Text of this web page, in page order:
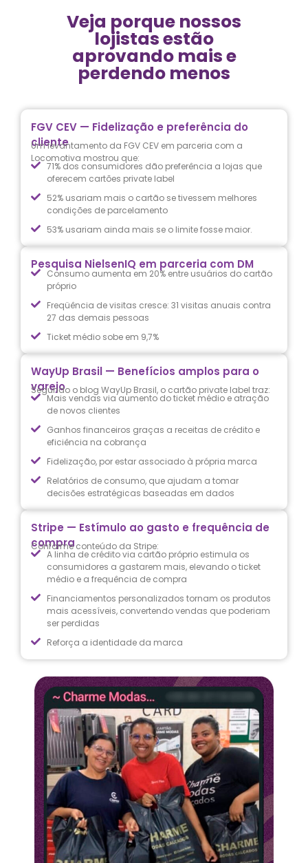
Veja porque nossos
lojistas estão
aprovando mais e
perdendo menos
FGV CEV — Fidelização e preferência do
cliente
Um levantamento da FGV CEV em parceria com a
Locomotiva mostrou que:
71% dos consumidores dão preferência a lojas que
oferecem cartões private label
52% usariam mais o cartão se tivessem melhores
condições de parcelamento
53% usariam ainda mais se o limite fosse maior.
Pesquisa NielsenIQ em parceria com DM
Consumo aumenta em 20% entre usuários do cartão
próprio
Freqüência de visitas cresce: 31 visitas anuais contra
27 das demais pessoas
Ticket médio sobe em 9,7%
WayUp Brasil — Benefícios amplos para o
varejo
Segundo o blog WayUp Brasil, o cartão private label traz:
Mais vendas via aumento do ticket médio e atração
de novos clientes
Ganhos financeiros graças a receitas de crédito e
eficiência na cobrança
Fidelização, por estar associado à própria marca
Relatórios de consumo, que ajudam a tomar
decisões estratégicas baseadas em dados
Stripe — Estímulo ao gasto e frequência de
compra
Conforme conteúdo da Stripe:
A linha de crédito via cartão próprio estimula os
consumidores a gastarem mais, elevando o ticket
médio e a frequência de compra
Financiamentos personalizados tornam os produtos
mais acessíveis, convertendo vendas que poderiam
ser perdidas
Reforça a identidade da marca